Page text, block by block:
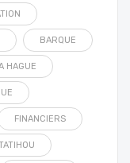
BARQUE
HAGUE
FINANCIERS